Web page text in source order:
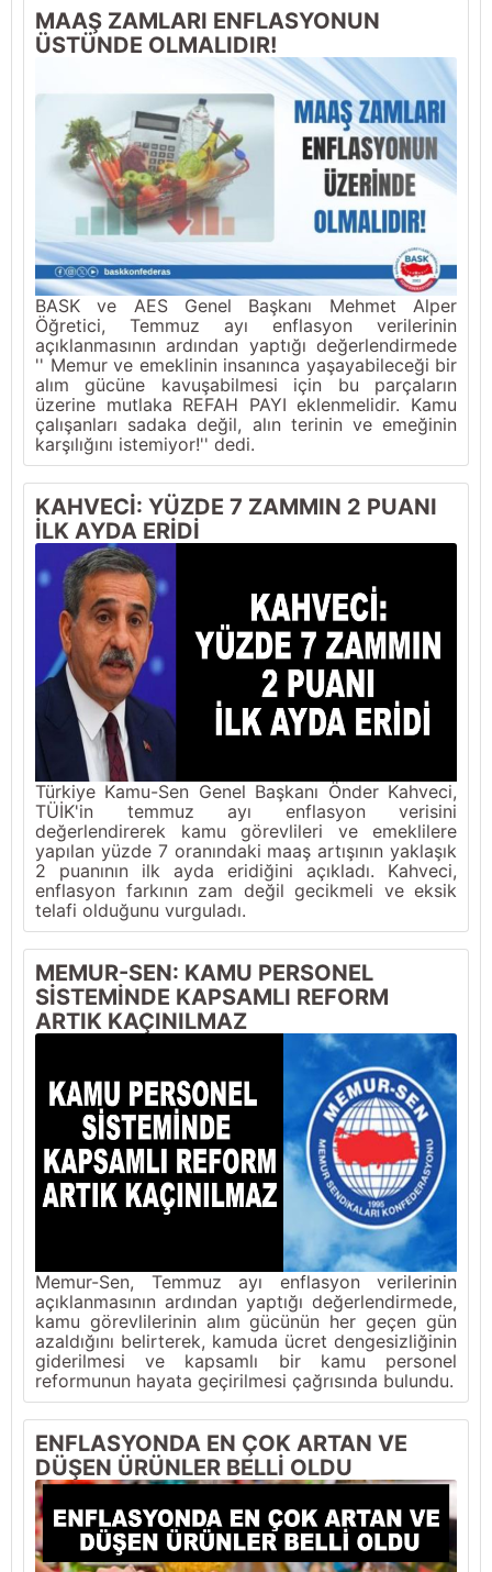
MAAŞ ZAMLARI ENFLASYONUN
ÜSTÜNDE OLMALIDIR!
BASK ve AES Genel Başkanı Mehmet Alper
Öğretici, Temmuz ayı enflasyon verilerinin
açıklanmasının ardından yaptığı değerlendirmede
'' Memur ve emeklinin insanınca yaşayabileceği bir
alım gücüne kavuşabilmesi için bu parçaların
üzerine mutlaka REFAH PAYI eklenmelidir. Kamu
çalışanları sadaka değil, alın terinin ve emeğinin
karşılığını istemiyor!'' dedi.
KAHVECİ: YÜZDE 7 ZAMMIN 2 PUANI
İLK AYDA ERİDİ
Türkiye Kamu-Sen Genel Başkanı Önder Kahveci,
TÜİK'in temmuz ayı enflasyon verisini
değerlendirerek kamu görevlileri ve emeklilere
yapılan yüzde 7 oranındaki maaş artışının yaklaşık
2 puanının ilk ayda eridiğini açıkladı. Kahveci,
enflasyon farkının zam değil gecikmeli ve eksik
telafi olduğunu vurguladı.
MEMUR-SEN: KAMU PERSONEL
SİSTEMİNDE KAPSAMLI REFORM
ARTIK KAÇINILMAZ
Memur-Sen, Temmuz ayı enflasyon verilerinin
açıklanmasının ardından yaptığı değerlendirmede,
kamu görevlilerinin alım gücünün her geçen gün
azaldığını belirterek, kamuda ücret dengesizliğinin
giderilmesi ve kapsamlı bir kamu personel
reformunun hayata geçirilmesi çağrısında bulundu.
ENFLASYONDA EN ÇOK ARTAN VE
DÜŞEN ÜRÜNLER BELLİ OLDU